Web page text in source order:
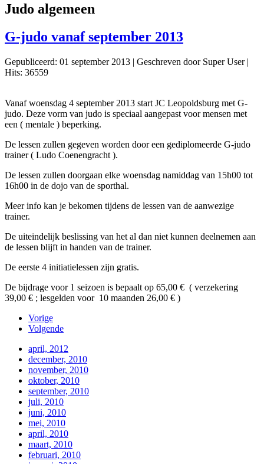
Judo algemeen
G-judo vanaf september 2013
Gepubliceerd: 01 september 2013 | Geschreven door Super User|
Hits: 36559
Vanaf woensdag 4 september 2013 start JC Leopoldsburg met G-
judo. Deze vorm van judo is speciaal aangepast voor mensen met
een ( mentale ) beperking.
De lessen zullen gegeven worden door een gediplomeerde G-judo
trainer ( Ludo Coenengracht ).
De lessen zullen doorgaan elke woensdag namiddag van 15h00 tot
16h00 in de dojo van de sporthal.
Meer info kan je bekomen tijdens de lessen van de aanwezige
trainer.
De uiteindelijk beslissing van het al dan niet kunnen deelnemen aan
de lessen blijft in handen van de trainer.
De eerste 4 initiatielessen zijn gratis.
De bijdrage voor 1 seizoen is bepaalt op 65,00 € ( verzekering
39,00 € ; lesgelden voor 10 maanden 26,00 € )
Vorige
Volgende
april, 2012
december, 2010
november, 2010
oktober, 2010
september, 2010
juli, 2010
juni, 2010
mei, 2010
april, 2010
maart, 2010
februari, 2010